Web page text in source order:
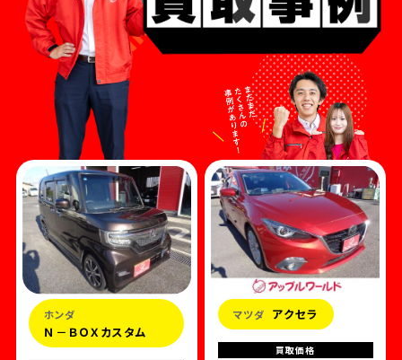
ホンダ
Ｎ－ＢＯＸカスタム
マツダ アクセラ
買取価格